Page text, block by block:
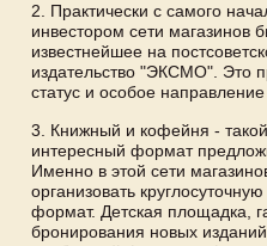
2. Практически с самого
инвестором сети магазинов
известнейшее на
издательство "ЭКСМО". Это
статус и особое направление
3. Книжный и кофейня -
интересный формат
Именно в этой сети
организовать
формат. Детская площадка,
бронирования новых